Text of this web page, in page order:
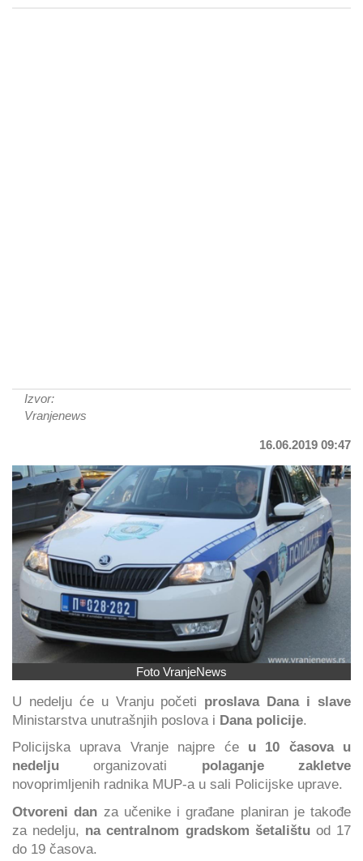
Izvor:
Vranjenews
16.06.2019 09:47
Foto VranjeNews
U nedelju će u Vranju početi proslava Dana i slave
Ministarstva unutrašnjih poslova i Dana policije.
Policijska uprava Vranje najpre će u 10 časova u
nedelju organizovati polaganje zakletve
novoprimljenih radnika MUP-a u sali Policijske uprave.
Otvoreni dan za učenike i građane planiran je takođe
za nedelju, na centralnom gradskom šetalištuod 17
do 19 časova.